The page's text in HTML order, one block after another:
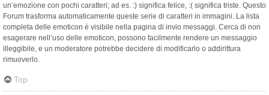
un’emozione con pochi caratteri; ad es. :) significa felice, :( significa triste. Questo
Forum trasforma automaticamente queste serie di caratteri in immagini. La lista
completa delle emoticon è visibile nella pagina di invio messaggi. Cerca di non
esagerare nell’uso delle emoticon, possono facilmente rendere un messaggio
illeggibile, e un moderatore potrebbe decidere di modificarlo o addirittura
rimuoverlo.
Top